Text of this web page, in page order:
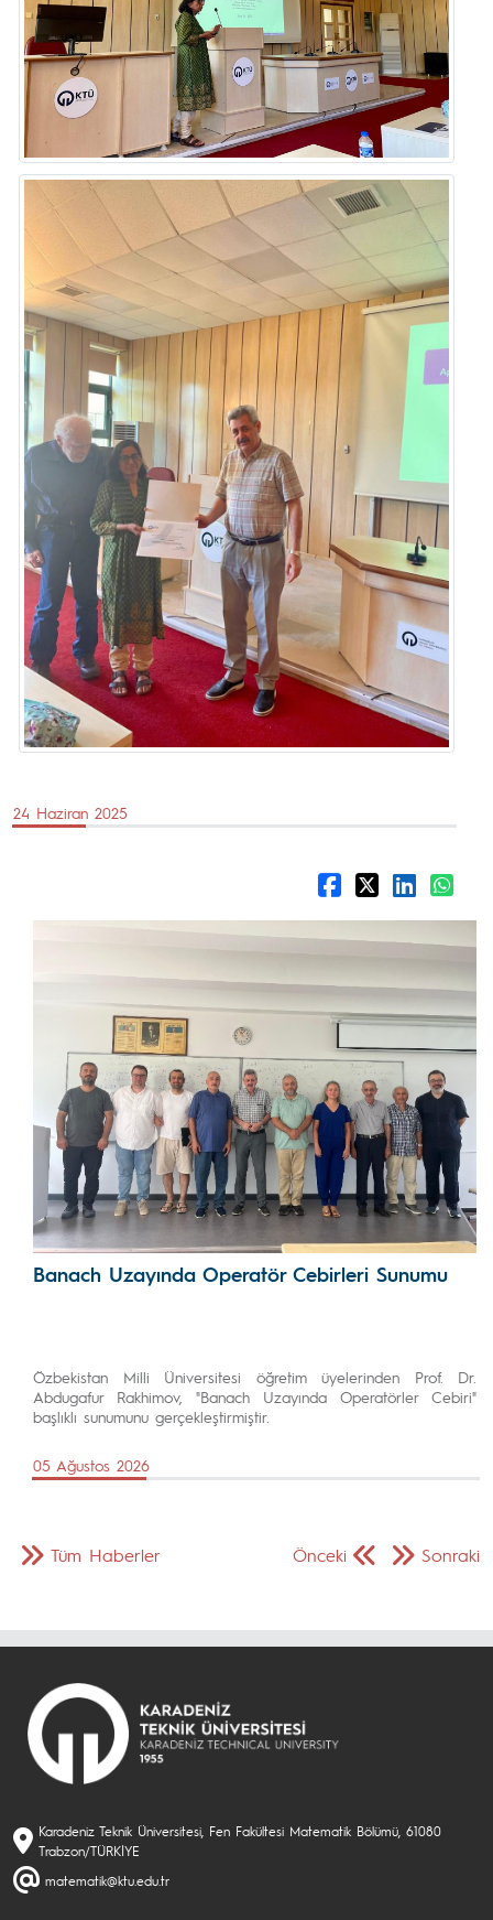
24 Haziran 2025
Banach Uzayında Operatör Cebirleri Sunumu
Özbekistan Milli Üniversitesi öğretim üyelerinden Prof. Dr.
Abdugafur Rakhimov, "Banach Uzayında Operatörler Cebiri"
başlıklı sunumunu gerçekleştirmiştir.
05 Ağustos 2026
Önceki Sonraki
Tüm Haberler
Karadeniz Teknik Üniversitesi, Fen Fakültesi Matematik Bölümü, 61080
Trabzon/TÜRKİYE
matematik@ktu.edu.tr